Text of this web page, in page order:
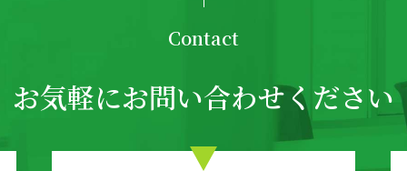
Contact
お気軽にお問い合わせください